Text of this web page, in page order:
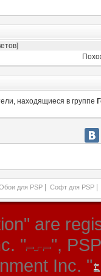
находящиеся в группе
для PSP Софт для PSP
are
"
",
Inc. "